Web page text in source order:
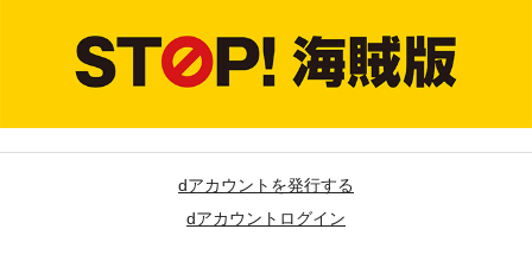
dアカウントを発行する
dアカウントログイン